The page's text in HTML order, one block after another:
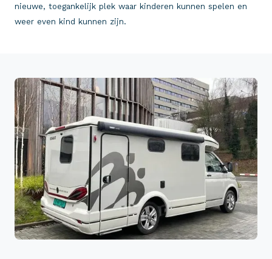
nieuwe, toegankelijk plek waar kinderen kunnen spelen en
weer even kind kunnen zijn.